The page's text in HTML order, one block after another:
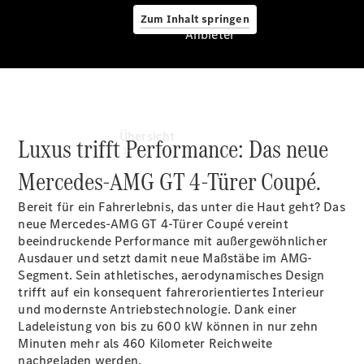
Zum Inhalt springen
Startseite
Ansprechpartner
finden
Beratung
vereinbaren
Servicetermin
Anbieter
Luxus trifft Performance: Das neue
Mercedes-AMG GT 4-Türer Coupé.
Bereit für ein Fahrerlebnis, das unter die Haut geht? Das
neue Mercedes-AMG GT 4-Türer Coupé vereint
beeindruckende Performance mit außergewöhnlicher
Ausdauer und setzt damit neue Maßstäbe im AMG-
Segment. Sein athletisches, aerodynamisches Design
trifft auf ein konsequent fahrerorientiertes Interieur
und modernste Antriebstechnologie. Dank einer
Ladeleistung von bis zu 600 kW können in nur zehn
Minuten mehr als 460 Kilometer Reichweite
nachgeladen werden.